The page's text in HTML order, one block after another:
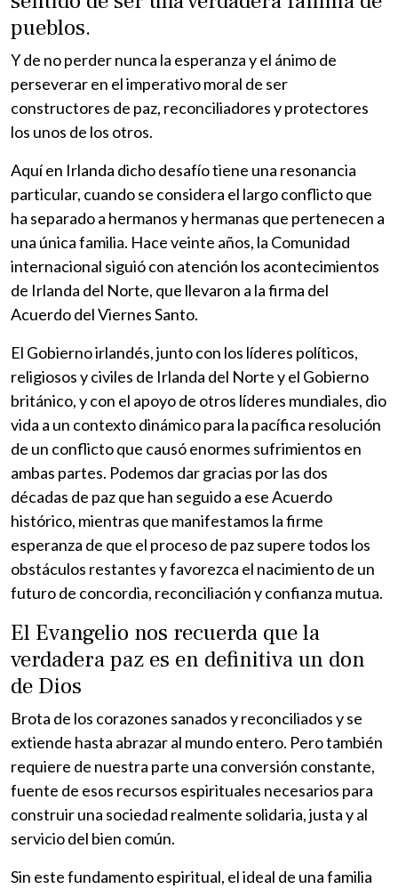
pueblos.
Y de no perder nunca la esperanza y el ánimo de
perseverar en el imperativo moral de ser
constructores de paz, reconciliadores y protectores
los unos de los otros.
Aquí en Irlanda dicho desafío tiene una resonancia
particular, cuando se considera el largo conflicto que
ha separado a hermanos y hermanas que pertenecen a
una única familia. Hace veinte años, la Comunidad
internacional siguió con atención los acontecimientos
de Irlanda del Norte, que llevaron a la firma del
Acuerdo del Viernes Santo.
El Gobierno irlandés, junto con los líderes políticos,
religiosos y civiles de Irlanda del Norte y el Gobierno
británico, y con el apoyo de otros líderes mundiales, dio
vida a un contexto dinámico para la pacífica resolución
de un conflicto que causó enormes sufrimientos en
ambas partes. Podemos dar gracias por las dos
décadas de paz que han seguido a ese Acuerdo
histórico, mientras que manifestamos la firme
esperanza de que el proceso de paz supere todos los
obstáculos restantes y favorezca el nacimiento de un
futuro de concordia, reconciliación y confianza mutua.
El Evangelio nos recuerda que la
verdadera paz es en definitiva un don
de Dios
Brota de los corazones sanados y reconciliados y se
extiende hasta abrazar al mundo entero. Pero también
requiere de nuestra parte una conversión constante,
fuente de esos recursos espirituales necesarios para
construir una sociedad realmente solidaria, justa y al
servicio del bien común.
Sin este fundamento espiritual, el ideal de una familia